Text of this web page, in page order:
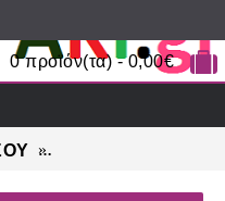
0 προϊόν(τα) - 0,00€